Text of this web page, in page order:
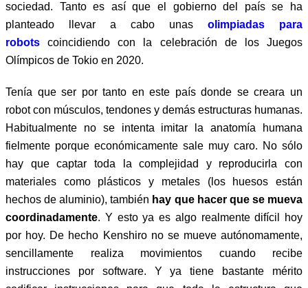
sociedad. Tanto es así que el gobierno del país se ha
planteado llevar a cabo unas olimpiadas para
robots coincidiendo con la celebración de los Juegos
Olímpicos de Tokio en 2020.
Tenía que ser por tanto en este país donde se creara un
robot con músculos, tendones y demás estructuras humanas.
Habitualmente no se intenta imitar la anatomía humana
fielmente porque económicamente sale muy caro. No sólo
hay que captar toda la complejidad y reproducirla con
materiales como plásticos y metales (los huesos están
hechos de aluminio), también hay que hacer que se mueva
coordinadamente. Y esto ya es algo realmente difícil hoy
por hoy. De hecho Kenshiro no se mueve autónomamente,
sencillamente realiza movimientos cuando recibe
instrucciones por software. Y ya tiene bastante mérito